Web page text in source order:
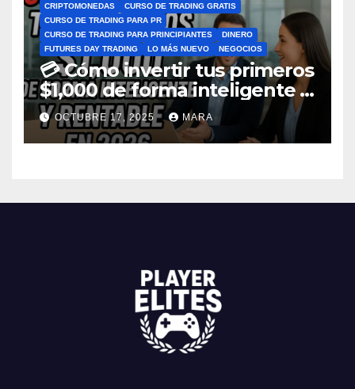
CRIPTOMONEDAS
CURSO DE TRADING GRATIS
CURSO DE TRADING PARA PR
CURSO DE TRADING PARA PRINCIPIANTES
DINERO
FUTURES DAY TRADING
LO MÁS NUEVO NEGOCIOS
💳 Cómo invertir tus primeros
$1,000 de forma inteligente y
rentable en 2026
OCTUBRE 17, 2025 MARA